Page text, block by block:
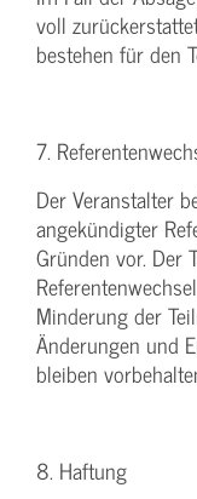
voll
bestehen für den
7.
Der Veranstalter
angekündigter
Gründen vor. Der
Minderung der
Änderungen und
bleiben
8. Haftung